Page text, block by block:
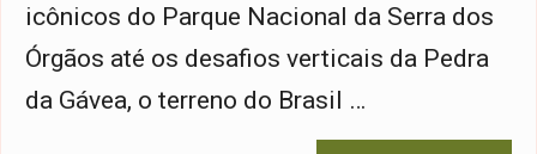
icônicos do Parque Nacional da Serra dos
Órgãos até os desafios verticais da Pedra
da Gávea, o terreno do Brasil …